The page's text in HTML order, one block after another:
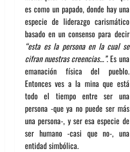
es como un papado, donde hay una
especie de liderazgo carismático
basado en un consenso para decir
“esta es la persona en la cual se
cifran nuestras creencias…”. Es una
emanación física del pueblo.
Entonces ves a la mina que está
todo el tiempo entre ser una
persona -que ya no puede ser más
una persona-, y ser esa especie de
ser humano -casi que no-, una
entidad simbólica.